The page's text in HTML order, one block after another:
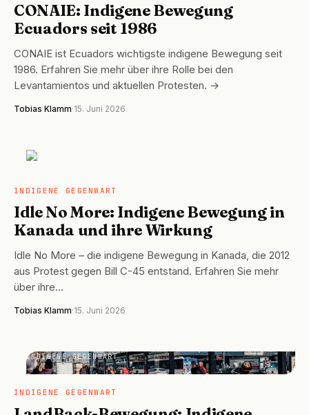
CONAIE: Indigene Bewegung
Ecuadors seit 1986
CONAIE ist Ecuadors wichtigste indigene Bewegung seit
1986. Erfahren Sie mehr über ihre Rolle bei den
Levantamientos und aktuellen Protesten. →
Tobias Klamm·15. Juni 2026
INDIGENE GEGENWART
INDIGENE GEGENWART
Idle No More: Indigene Bewegung in
Kanada und ihre Wirkung
Idle No More – die indigene Bewegung in Kanada, die 2012
aus Protest gegen Bill C-45 entstand. Erfahren Sie mehr
über ihre…
Tobias Klamm·15. Juni 2026
INDIGENE GEGENWART
INDIGENE GEGENWART